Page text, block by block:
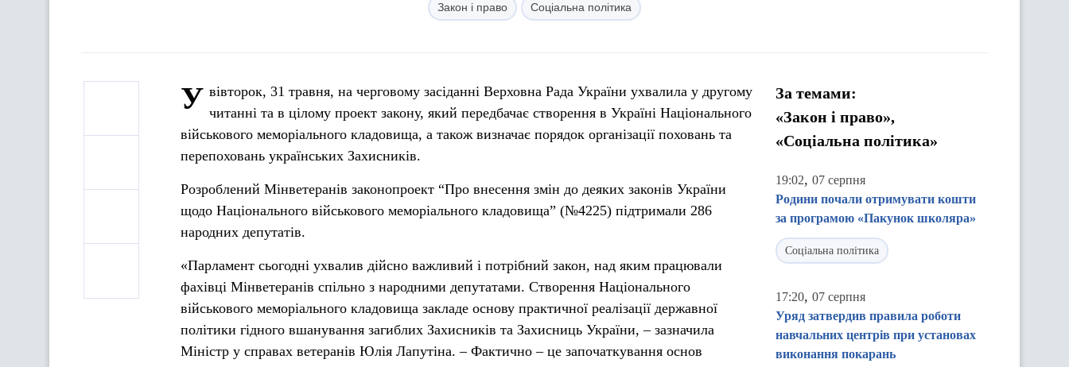
Закон і право Соціальна політика
У вівторок, 31 травня, на черговому засіданні Верховна Рада України ухвалила у другому
читанні та в цілому проект закону, який передбачає створення в Україні Національного
військового меморіального кладовища, а також визначає порядок організації поховань та
перепоховань українських Захисників.
Розроблений Мінветеранів законопроект “Про внесення змін до деяких законів України
щодо Національного військового меморіального кладовища” (№4225) підтримали 286
народних депутатів.
«Парламент сьогодні ухвалив дійсно важливий і потрібний закон, над яким працювали
фахівці Мінветеранів спільно з народними депутатами. Створення Національного
військового меморіального кладовища закладе основу практичної реалізації державної
політики гідного вшанування загиблих Захисників та Захисниць України, – зазначила
Міністр у справах ветеранів Юлія Лапутіна. – Фактично – це започаткування основ
За темами:
«Закон і право»,
«Соціальна політика»
19:02, 07 серпня
Родини почали отримувати кошти
за програмою «Пакунок школяра»
Соціальна політика
17:20, 07 серпня
Уряд затвердив правила роботи
навчальних центрів при установах
виконання покарань